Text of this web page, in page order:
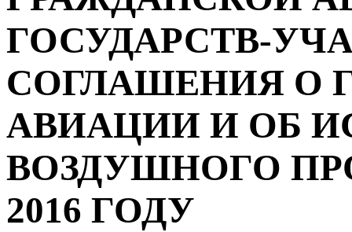
ГОСУДАРСТВ-
СОГЛАШЕНИЯ О
АВИАЦИИ И ОБ
ВОЗДУШНОГО
2016 ГОДУ